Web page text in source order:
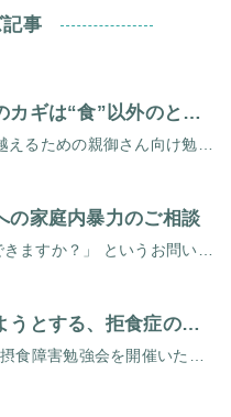
事
外のところに目を向けること
の家庭内暴力のご相談
する、拒食症の大学生